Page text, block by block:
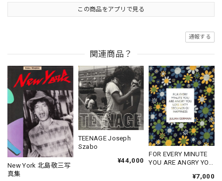
この商品をアプリで見る
通報する
関連商品？
New York 北島敬三写
真集
TEENAGE Joseph
Szabo
¥44,000
FOR EVERY MINUTE
YOU ARE ANGRY YOU
¥7,000